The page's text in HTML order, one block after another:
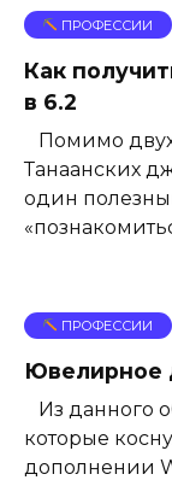
ПРОФЕССИИ
Как
в 6.2
Помимо
Танаанских
один
ПРОФЕССИИ
Ювелирное
Из данного
которые
дополнении